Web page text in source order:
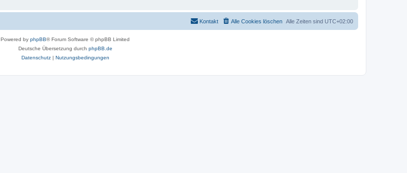
Alle Zeiten sind UTC+02:00
Alle Cookies löschen
Kontakt
Powered by phpBB® Forum Software © phpBB Limited
Deutsche Übersetzung durch phpBB.de
Datenschutz| Nutzungsbedingungen